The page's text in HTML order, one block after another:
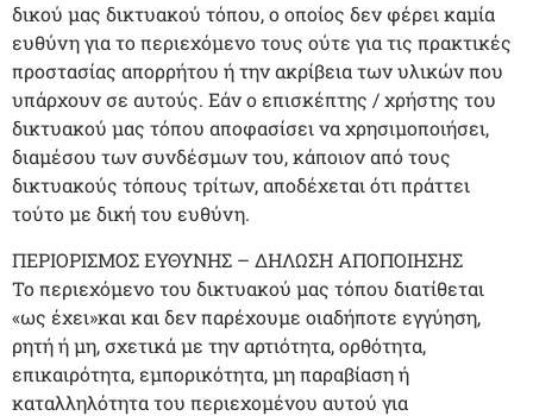
δικού μας δικτυακού τόπου, ο οποίος δεν φέρει καμία
ευθύνη για το περιεχόμενο τους ούτε για τις πρακτικές
προστασίας απορρήτου ή την ακρίβεια των υλικών που
υπάρχουν σε αυτούς. Εάν ο επισκέπτης / χρήστης του
δικτυακού μας τόπου αποφασίσει να χρησιμοποιήσει,
διαμέσου των συνδέσμων του, κάποιον από τους
δικτυακούς τόπους τρίτων, αποδέχεται ότι πράττει
τούτο με δική του ευθύνη.
ΠΕΡΙΟΡΙΣΜΟΣ ΕΥΘΥΝΗΣ – ΔΗΛΩΣΗ ΑΠΟΠΟΙΗΣΗΣ
Το περιεχόμενο του δικτυακού μας τόπου διατίθεται
«ως έχει»και και δεν παρέχουμε οιαδήποτε εγγύηση,
ρητή ή μη, σχετικά με την αρτιότητα, ορθότητα,
επικαιρότητα, εμπορικότητα, μη παραβίαση ή
καταλληλότητα του περιεχομένου αυτού για